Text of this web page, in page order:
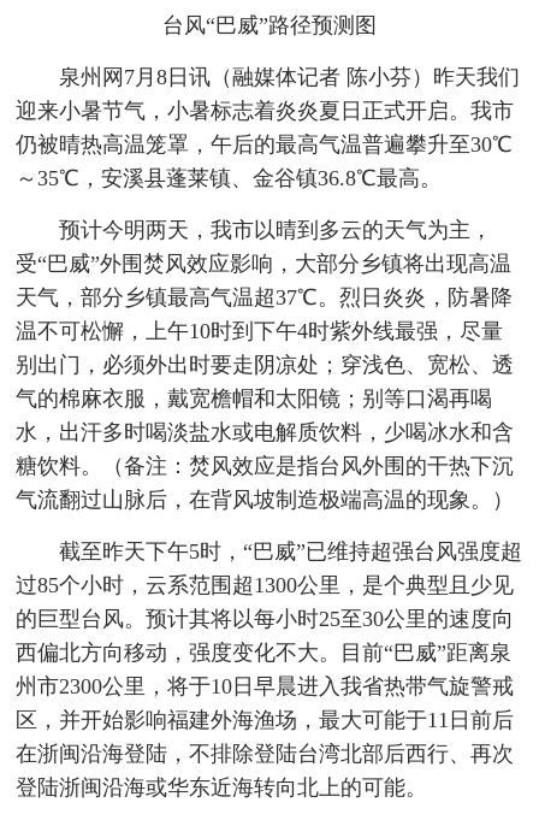
台风“巴威”路径预测图
泉州网7月8日讯（融媒体记者 陈小芬）昨天我们
迎来小暑节气，小暑标志着炎炎夏日正式开启。我市
仍被晴热高温笼罩，午后的最高气温普遍攀升至30℃
～35℃，安溪县蓬莱镇、金谷镇36.8℃最高。
预计今明两天，我市以晴到多云的天气为主，
受“巴威”外围焚风效应影响，大部分乡镇将出现高温
天气，部分乡镇最高气温超37℃。烈日炎炎，防暑降
温不可松懈，上午10时到下午4时紫外线最强，尽量
别出门，必须外出时要走阴凉处；穿浅色、宽松、透
气的棉麻衣服，戴宽檐帽和太阳镜；别等口渴再喝
水，出汗多时喝淡盐水或电解质饮料，少喝冰水和含
糖饮料。（备注：焚风效应是指台风外围的干热下沉
气流翻过山脉后，在背风坡制造极端高温的现象。）
截至昨天下午5时，“巴威”已维持超强台风强度超
过85个小时，云系范围超1300公里，是个典型且少见
的巨型台风。预计其将以每小时25至30公里的速度向
西偏北方向移动，强度变化不大。目前“巴威”距离泉
州市2300公里，将于10日早晨进入我省热带气旋警戒
区，并开始影响福建外海渔场，最大可能于11日前后
在浙闽沿海登陆，不排除登陆台湾北部后西行、再次
登陆浙闽沿海或华东近海转向北上的可能。